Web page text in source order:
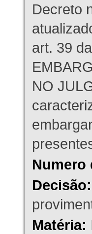
Decreto
art. 39
NO
Numero
Decisão:
Matéria: